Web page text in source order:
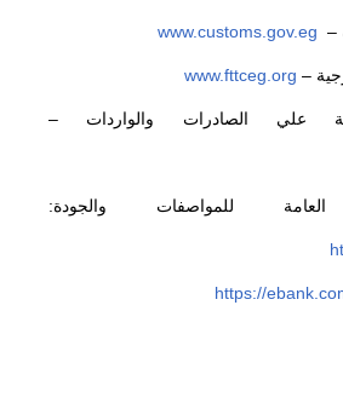
–
www.customs.gov.eg
–
www.fttceg.org
علي الصادرات والواردات –
للمواصفات والجودة:
https://